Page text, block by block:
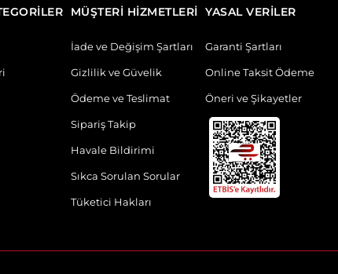
MÜŞTERİ HİZMETLERİ
İade ve Değişim Şartları
Gizlilik ve Güvelik
Ödeme ve Teslimat
Sipariş Takip
Havale Bildirimi
Sıkca Sorulan Sorular
Tüketici Hakları
YASAL VERİLER
Garanti Şartları
Online Taksit Ödeme
Öneri ve Şikayetler